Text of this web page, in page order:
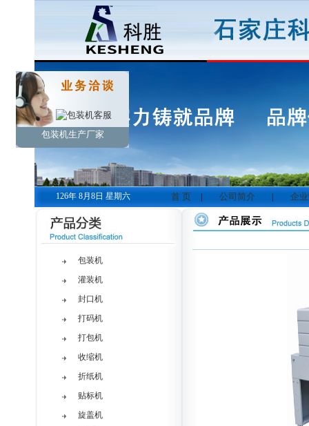
包装机生产厂家
126年 8月8日 星期六 首 页 | 公司简介 | 企
包装机
灌装机
封口机
打码机
打包机
收缩机
折纸机
贴标机
旋盖机